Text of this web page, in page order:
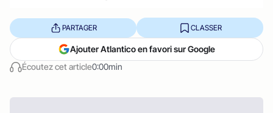
Écoutez cet article0:00min
PARTAGER CLASSER
Ajouter Atlantico en favori sur Google